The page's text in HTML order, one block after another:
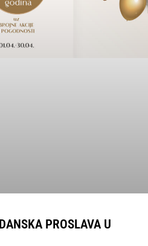
PROSLAVA U